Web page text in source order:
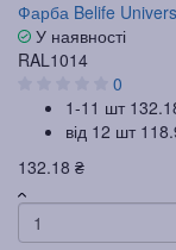
Фарба Belife
У наявності
RAL1014
0
1-11 шт
від 12 шт
132.18 ₴